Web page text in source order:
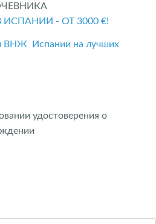
В ИСПАНИИ - ОТ 3000 €!
ВНЖ Испании на лучших
удостоверения о